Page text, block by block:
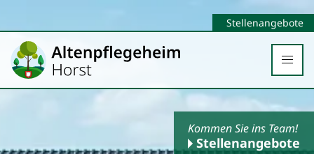
Stellenangebote
Kommen Sie ins Team!
Stellenangebote